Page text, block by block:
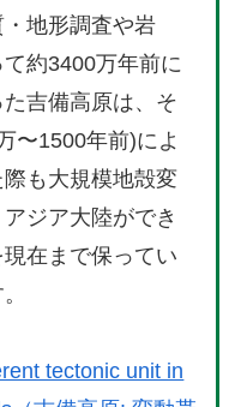
地形調査や岩
約3400万年前に
吉備高原は、そ
〜1500年前)によ
も大規模地殻変
ジア大陸ができ
在まで保ってい
tectonic unit in